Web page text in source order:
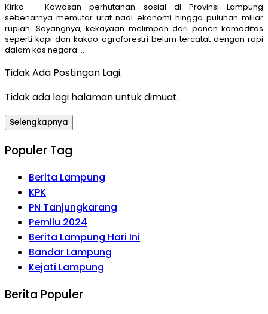
Kirka – Kawasan perhutanan sosial di Provinsi Lampung
sebenarnya memutar urat nadi ekonomi hingga puluhan miliar
rupiah. Sayangnya, kekayaan melimpah dari panen komoditas
seperti kopi dan kakao agroforestri belum tercatat dengan rapi
dalam kas negara….
Tidak Ada Postingan Lagi.
Tidak ada lagi halaman untuk dimuat.
Selengkapnya
Populer Tag
Berita Lampung
KPK
PN Tanjungkarang
Pemilu 2024
Berita Lampung Hari Ini
Bandar Lampung
Kejati Lampung
Berita Populer